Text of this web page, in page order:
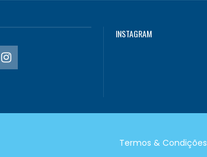
INSTAGRAM
Termos & Condições